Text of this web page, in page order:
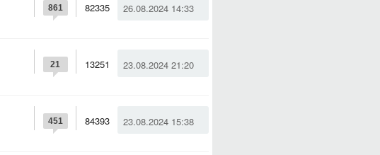
26.08.2024 14:33
82335
861
23.08.2024 21:20
13251
21
23.08.2024 15:38
84393
451